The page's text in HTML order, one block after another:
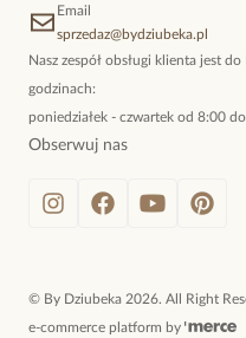
Email
sprzedaz@bydziubeka.pl
Nasz zespół obsługi klienta jest
godzinach:
poniedziałek - czwartek od 8:00
Obserwuj nas
© By Dziubeka 2026. All Right
e-commerce platform by